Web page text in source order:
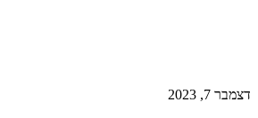
דצמבר 7, 2023